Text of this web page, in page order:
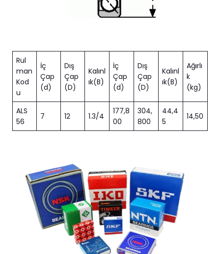
Rul
man
Kod
u
İç
Çap
(d)
Dış
Çap
(D)
Kalınl
ık(B)
İç
Çap
(d)
Dış
Çap
(D)
Kalınl
ık(B)
Ağırlı
k
(kg)
ALS
56
7 12 1.3/4
177,8
00
304,
800
44,4
5
14,50